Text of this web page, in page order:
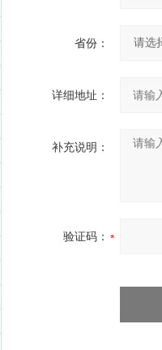
省份：
详细地址：
补充说明：
验证码：